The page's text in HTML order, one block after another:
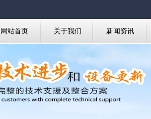
网站首页 关于我们 新闻资讯